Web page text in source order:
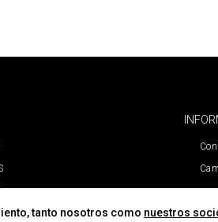
tanto nosotros como nuestros